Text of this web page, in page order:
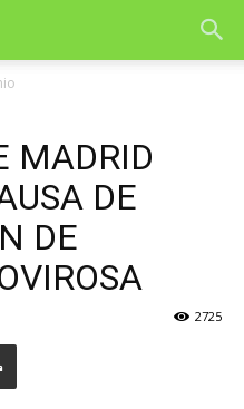
MADRID
DE
DE
2725